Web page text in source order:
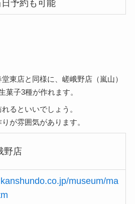
予約も可能
東店と同様に、嵯峨野店（嵐山）
菓子3種が作れます。
るといいでしょう。
が雰囲気があります。
野店
museum/ma